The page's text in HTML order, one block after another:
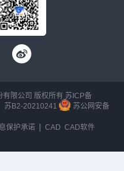
有限公司 版权所有 苏ICP备
苏B2-20210241
苏公网安备
保护承诺 | CAD CAD软件